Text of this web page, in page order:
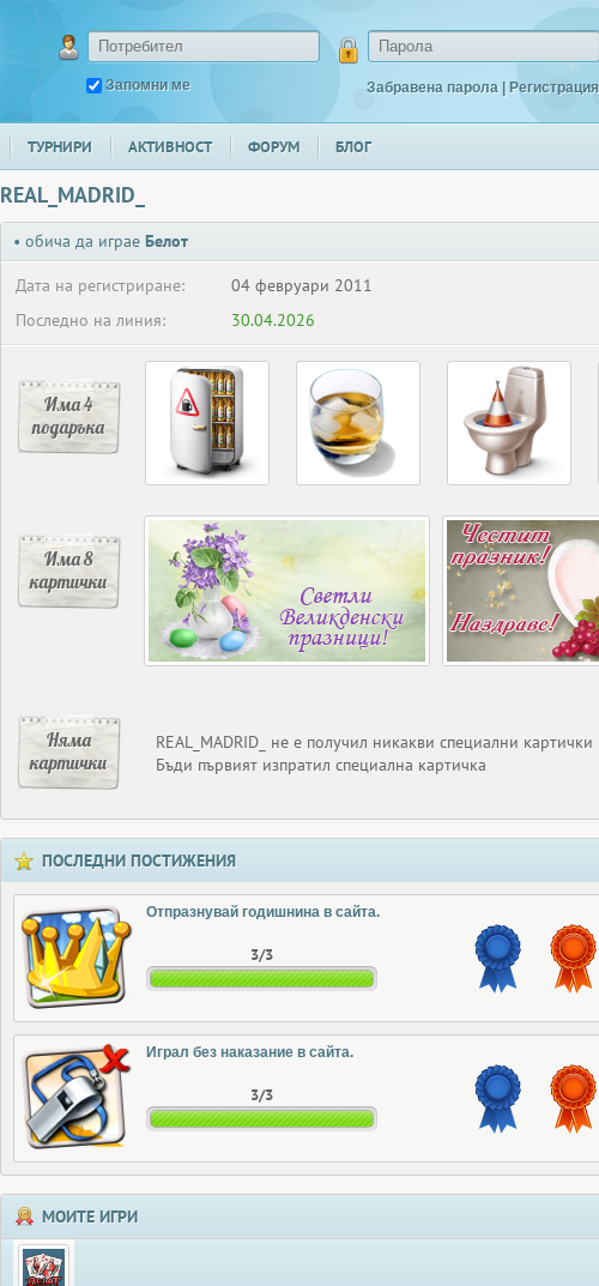
Запомни ме Забравена парола | Регистрация
ТУРНИРИ АКТИВНОСТ ФОРУМ БЛОГ
REAL_MADRID_
• обича да играе Белот
Дата на регистриране:
04 февруари 2011
Последно на линия:
30.04.2026
Има 4
подаръка
Има 8
картички
Няма
картички
REAL_MADRID_ не е получил никакви специални
Бъди първият изпратил специална картичка
ПОСЛЕДНИ ПОСТИЖЕНИЯ
Отпразнувай годишнина в сайта.
3/3
Играл без наказание в сайта.
3/3
МОИТЕ ИГРИ